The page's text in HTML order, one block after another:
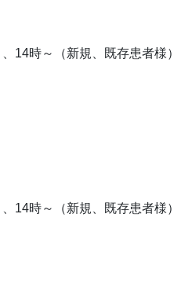
時～（新規、既存患者様）
時～（新規、既存患者様）